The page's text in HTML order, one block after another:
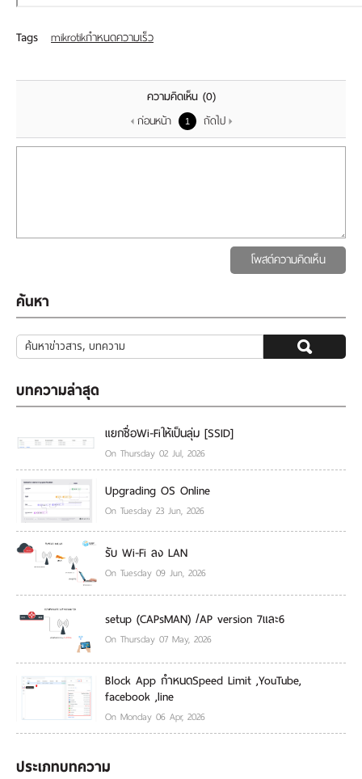
Tags mikrotikกำหนดความเร็ว
ความคิดเห็น (0)
ก่อนหน้า
1 ถัดไป
โพสต์ความคิดเห็น
ค้นหา
บทความล่าสุด
แยกชื่อWi-Fiให้เป็นลุ่ม [SSID]
On Thursday 02 Jul, 2026
Upgrading OS Online
On Tuesday 23 Jun, 2026
รับ Wi-Fi ลง LAN
On Tuesday 09 Jun, 2026
setup (CAPsMAN) /AP version 7และ6
On Thursday 07 May, 2026
Block App กำหนดSpeed Limit ,YouTube,
facebook ,line
On Monday 06 Apr, 2026
ประเภทบทความ